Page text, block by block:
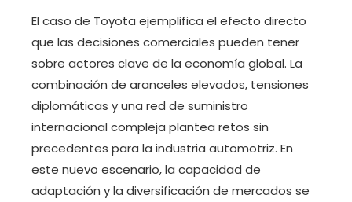
El caso de Toyota ejemplifica el efecto directo
que las decisiones comerciales pueden tener
sobre actores clave de la economía global. La
combinación de aranceles elevados, tensiones
diplomáticas y una red de suministro
internacional compleja plantea retos sin
precedentes para la industria automotriz. En
este nuevo escenario, la capacidad de
adaptación y la diversificación de mercados se